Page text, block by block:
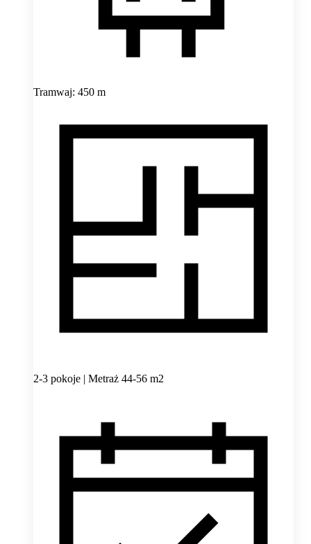
Tramwaj: 450 m
2-3 pokoje | Metraż 44-56 m2